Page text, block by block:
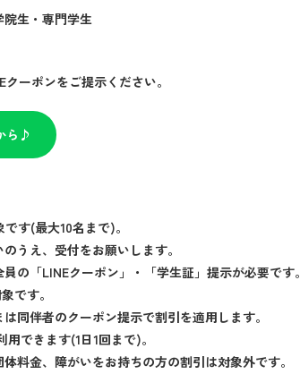
生・専門学生
ーポンをご提示ください。
ら♪
す(最大10名まで)。
うえ、受付をお願いします。
の「LINEクーポン」・「学生証」提示が必要です。
です。
同伴者のクーポン提示で割引を適用します。
できます(1日1回まで)。
料金、障がいをお持ちの方の割引は対象外です。